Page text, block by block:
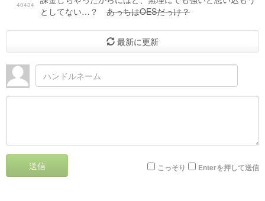
40434
としてない…？ あっちはOESだっけ？
最新に更新
送信 こっそり Enterを押して送信